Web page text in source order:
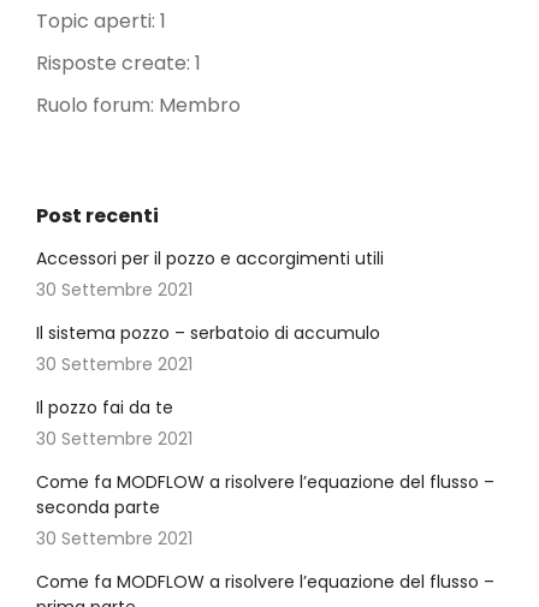
Topic aperti: 1
Risposte create: 1
Ruolo forum: Membro
Post recenti
Accessori per il pozzo e accorgimenti utili
30 Settembre 2021
Il sistema pozzo – serbatoio di accumulo
30 Settembre 2021
Il pozzo fai da te
30 Settembre 2021
Come fa MODFLOW a risolvere l’equazione del flusso –
seconda parte
30 Settembre 2021
Come fa MODFLOW a risolvere l’equazione del flusso –